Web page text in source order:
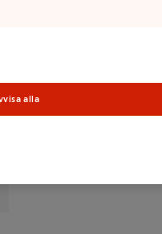
alla